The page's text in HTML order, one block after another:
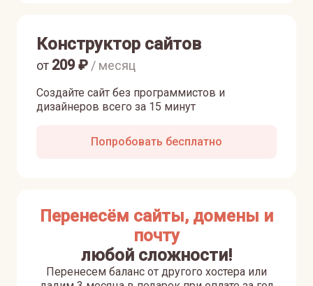
Конструктор сайтов
Создайте сайт без программистов и
дизайнеров всего за 15 минут
от 209₽ / месяц
Попробовать бесплатно
Перенесём сайты, домены и
почту
любой сложности!
Перенесем баланс от другого хостера или